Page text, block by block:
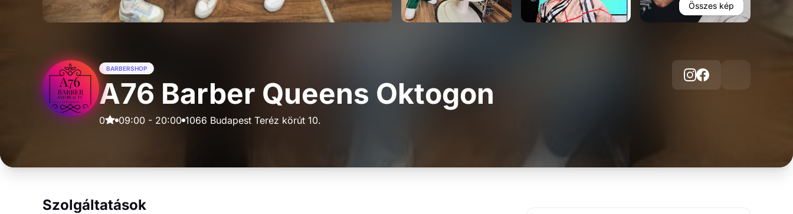
Összes kép
BARBERSHOP
A76 Barber Queens Oktogon
0 09:00- 20:00 1066 Budapest Teréz körút 10.
Szolgáltatások